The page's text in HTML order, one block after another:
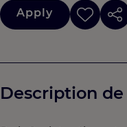
Apply
Description